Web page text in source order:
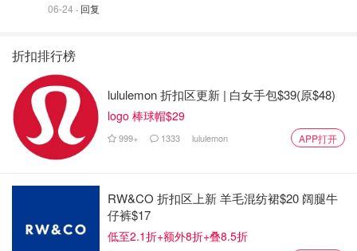
06-24 · 回复
折扣排行榜
lululemon 折扣区更新 | 白女手包$39(原$48)
logo 棒球帽$29
999+ 1333 lululemon APP打开
RW&CO 折扣区上新 羊毛混纺裙$20 阔腿牛
仔裤$17
低至2.1折+额外8折+叠8.5折